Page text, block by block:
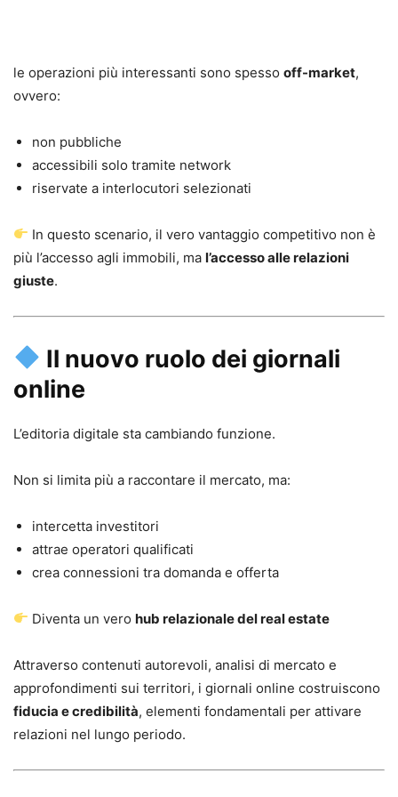
le operazioni più interessanti sono spesso off-market,
ovvero:
non pubbliche
accessibili solo tramite network
riservate a interlocutori selezionati
In questo scenario, il vero vantaggio competitivo non è
più l’accesso agli immobili, ma l’accesso alle relazioni
giuste.
Il nuovo ruolo dei giornali
online
L’editoria digitale sta cambiando funzione.
Non si limita più a raccontare il mercato, ma:
intercetta investitori
attrae operatori qualificati
crea connessioni tra domanda e offerta
Diventa un verohub relazionale del real estate
Attraverso contenuti autorevoli, analisi di mercato e
approfondimenti sui territori, i giornali online costruiscono
fiducia e credibilità, elementi fondamentali per attivare
relazioni nel lungo periodo.